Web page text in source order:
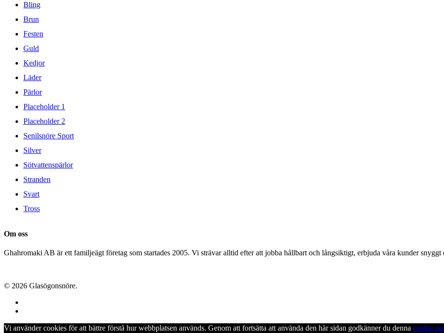
Bling
Brun
Festen
Guld
Kedjor
Läder
Pärlor
Placeholder 1
Placeholder 2
Senilsnöre Sport
Silver
Sötvattenspärlor
Stranden
Svart
Tross
Om oss
Ghahromaki AB är ett familjeägt företag som startades 2005. Vi strävar alltid efter att jobba hållbart och långsiktigt, erbjuda våra kunder snyggt
© 2026 Glasögonsnöre.
Vi använder cookies för att bättre förstå hur webbplatsen används. Genom att fortsätta att använda den här sidan godkänner du denna cookie